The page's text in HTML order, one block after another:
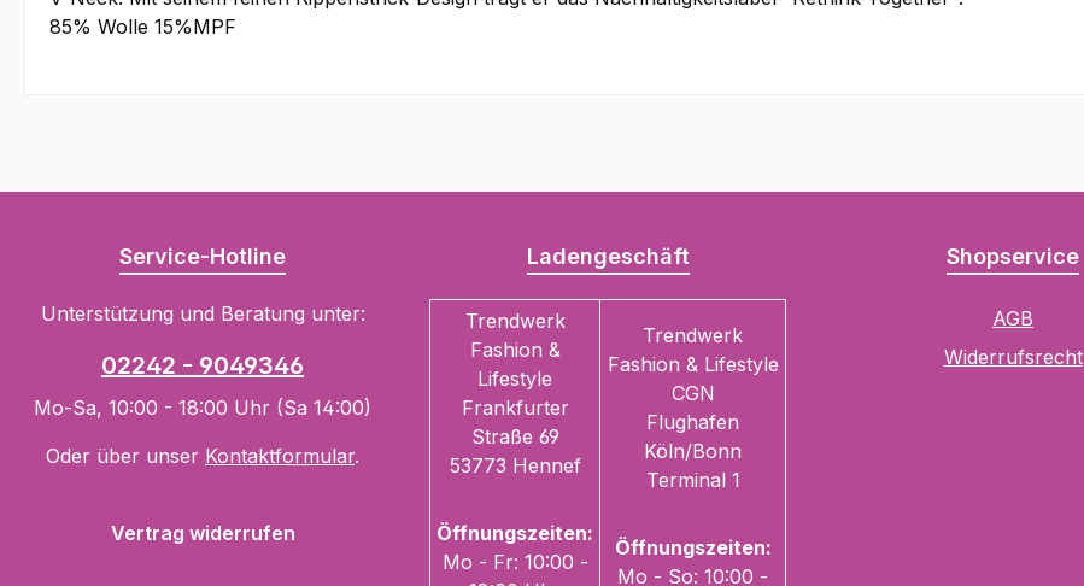
85% Wolle 15%MPF
Service-Hotline
Unterstützung und Beratung unter:
02242 - 9049346
Mo-Sa, 10:00 - 18:00 Uhr (Sa 14:00)
Oder über unser Kontaktformular.
Vertrag widerrufen
Ladengeschäft
Trendwerk
Fashion &
Lifestyle
Frankfurter
Straße 69
53773 Hennef
Öffnungszeiten:
Mo - Fr: 10:00 -
Trendwerk
Fashion & Lifestyle
CGN
Flughafen
Köln/Bonn
Terminal 1
Öffnungszeiten:
Mo - So: 10:00 -
Shopservice
AGB
Widerrufsrecht